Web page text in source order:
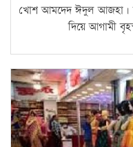
খোশ আমদেদ ঈদুল আজহা।
দিয়ে আগামী